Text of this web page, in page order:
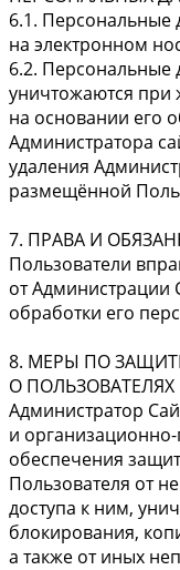
6.1. Персональные
на электронном
6.2. Персональные
уничтожаются при
на основании его
Администратора
удаления
размещённой
7. ПРАВА И
Пользователи
от
обработки его
8. МЕРЫ ПО
О ПОЛЬЗОВАТЕЛЯХ
Администратор
и
обеспечения
Пользователя от
доступа к ним,
блокирования,
а также от иных